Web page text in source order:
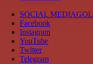
SOCIAL MEDIAGOL
Facebook
Instagram
YouTube
Twitter
Telegram